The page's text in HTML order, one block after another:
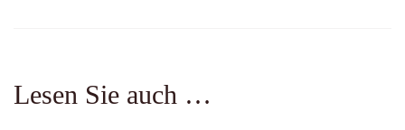
Lesen Sie auch …